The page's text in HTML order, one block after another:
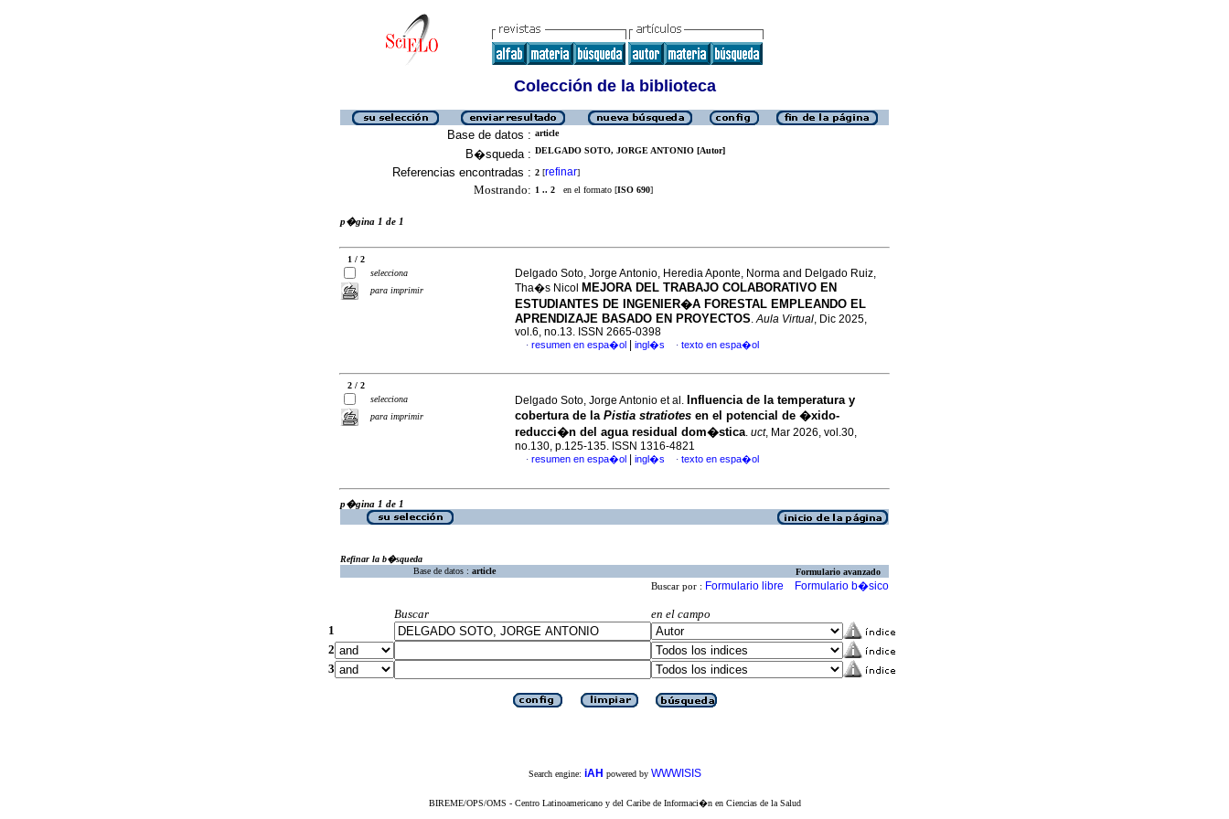
Colección de la biblioteca
Base de datos : article
B�squeda : DELGADO SOTO, JORGE ANTONIO [Autor]
Referencias encontradas : 2 [refinar]
Mostrando: 1 .. 2 en el formato [ISO 690]
p�gina 1 de 1
1 / 2
selecciona
para imprimir
Delgado Soto, Jorge Antonio, Heredia Aponte, Norma and Delgado Ruiz,
Tha�s Nicol MEJORA DEL TRABAJO COLABORATIVO EN
ESTUDIANTES DE INGENIER�A FORESTAL EMPLEANDO EL
APRENDIZAJE BASADO EN PROYECTOS.Aula Virtual, Dic 2025,
vol.6, no.13. ISSN 2665-0398
· resumen en espa�ol ingl�s · texto en espa�ol
2 / 2
selecciona
para imprimir
Delgado Soto, Jorge Antonio et al. Influencia de la temperatura y
cobertura de la Pistia stratiotes en el potencial de �xido-
reducci�n del agua residual dom�stica. uct, Mar 2026, vol.30,
no.130, p.125-135. ISSN 1316-4821
· resumen en espa�ol ingl�s · texto en espa�ol
p�gina 1 de 1
Refinar la b�squeda
Base de datos : article Formulario avanzado
Buscar por : Formulario libre Formulario b�sico
Buscar
en el campo
1
2
3
Search engine: iAH powered by WWWISIS
BIREME/OPS/OMS - Centro Latinoamericano y del Caribe de Informaci�n en Ciencias de la Salud